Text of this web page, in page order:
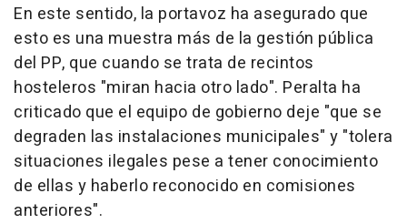
En este sentido, la portavoz ha asegurado que
esto es una muestra más de la gestión pública
del PP, que cuando se trata de recintos
hosteleros "miran hacia otro lado". Peralta ha
criticado que el equipo de gobierno deje "que se
degraden las instalaciones municipales" y "tolera
situaciones ilegales pese a tener conocimiento
de ellas y haberlo reconocido en comisiones
anteriores".